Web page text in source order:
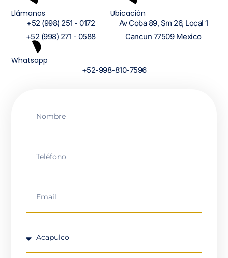
Llámanos
+52 (998) 251 - 0172
+52 (998) 271 - 0588
Ubicación
Av Coba 89, Sm 26, Local 1
Cancun 77509 Mexico
Whatsapp
+52-998-810-7596